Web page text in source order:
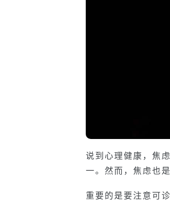
说到心理健康，焦
一。然而，焦虑也
重要的是要注意可